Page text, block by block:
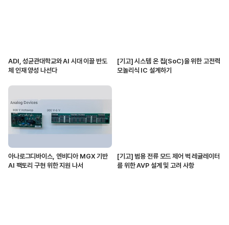
ADI, 성균관대학교와 AI 시대 이끌 반도
체 인재 양성 나선다
[기고] 시스템 온 칩(SoC)을 위한 고전력
모놀리식 IC 설계하기
아나로그디바이스, 엔비디아 MGX 기반
AI 팩토리 구현 위한 지원 나서
[기고] 범용 전류 모드 제어 벅 레귤레이터
를 위한 AVP 설계 및 고려 사항